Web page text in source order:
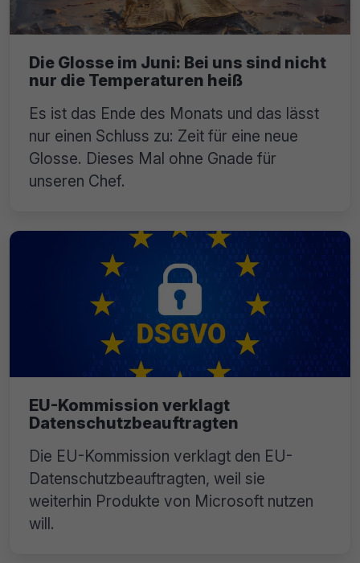
Die Glosse im Juni: Bei uns sind nicht
nur die Temperaturen heiß
Es ist das Ende des Monats und das lässt
nur einen Schluss zu: Zeit für eine neue
Glosse. Dieses Mal ohne Gnade für
unseren Chef.
EU-Kommission verklagt
Datenschutzbeauftragten
Die EU-Kommission verklagt den EU-
Datenschutzbeauftragten, weil sie
weiterhin Produkte von Microsoft nutzen
will.